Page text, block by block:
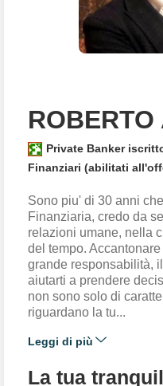
Private Banker
Finanziari (abilitati
Sono piu' di 30 anni
Finanziaria, credo da
relazioni umane, nella
del tempo.
grande responsabilità,
aiutarti a prendere
non sono solo di
riguardano la tu...
Leggi di più
La tua